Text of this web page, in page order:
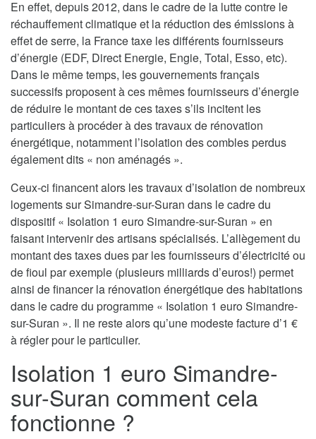
En effet, depuis 2012, dans le cadre de la lutte contre le
réchauffement climatique et la réduction des émissions à
effet de serre, la France taxe les différents fournisseurs
d’énergie (EDF, Direct Energie, Engie, Total, Esso, etc).
Dans le même temps, les gouvernements français
successifs proposent à ces mêmes fournisseurs d’énergie
de réduire le montant de ces taxes s’ils incitent les
particuliers à procéder à des travaux de rénovation
énergétique, notamment l’isolation des combles perdus
également dits « non aménagés ».
Ceux-ci financent alors les travaux d’isolation de nombreux
logements sur Simandre-sur-Suran dans le cadre du
dispositif « Isolation 1 euro Simandre-sur-Suran » en
faisant intervenir des artisans spécialisés. L’allègement du
montant des taxes dues par les fournisseurs d’électricité ou
de fioul par exemple (plusieurs milliards d’euros!) permet
ainsi de financer la rénovation énergétique des habitations
dans le cadre du programme « Isolation 1 euro Simandre-
sur-Suran ». Il ne reste alors qu’une modeste facture d’1 €
à régler pour le particulier.
Isolation 1 euro Simandre-
sur-Suran comment cela
fonctionne ?